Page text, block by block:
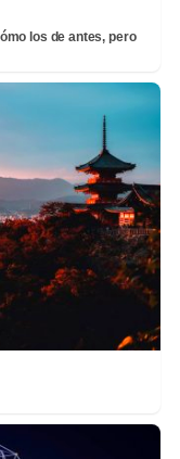
los de antes, pero